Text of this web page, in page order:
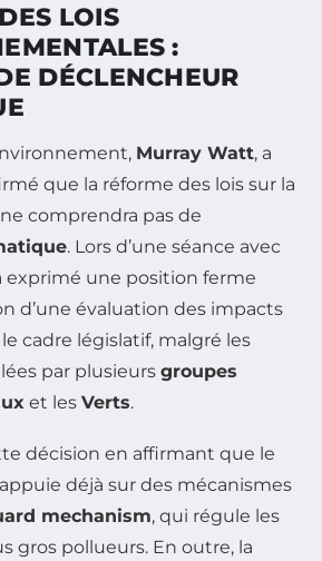
LOIS
:
DÉCLENCHEUR
Murray Watt, a
que la réforme des lois sur la
comprendra pas de
. Lors d’une séance avec
exprimé une position ferme
d’une évaluation des impacts
cadre législatif, malgré les
par plusieurs groupes
et les Verts.
décision en affirmant que le
déjà sur des mécanismes
mechanism, qui régule les
gros pollueurs. En outre, la